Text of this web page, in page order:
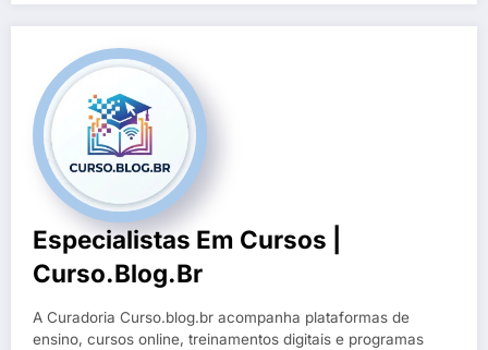
Especialistas Em Cursos |
Curso.blog.br
A Curadoria Curso.blog.br acompanha plataformas de
ensino, cursos online, treinamentos digitais e programas